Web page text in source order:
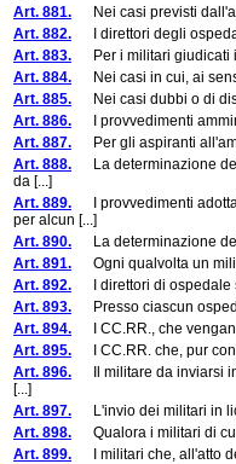
Art. 881. Nei casi previsti
Art. 882. I direttori degli
Art. 883. Per i militari giudicati
Art. 884. Nei casi in cui, ai
Art. 885. Nei casi dubbi o di
Art. 886. I provvedimenti
Art. 887. Per gli aspiranti
Art. 888. La determinazione
da [...]
Art. 889. I provvedimenti
per alcun [...]
Art. 890. La determinazione del
Art. 891. Ogni qualvolta un
Art. 892. I direttori di ospedale
Art. 893. Presso ciascun
Art. 894. I CC.RR., che
Art. 895. I CC.RR. che, pur
Art. 896. Il militare da inviarsi in
[...]
Art. 897. L'invio dei militari in
Art. 898. Qualora i militari di cui
Art. 899. I militari che, all'atto